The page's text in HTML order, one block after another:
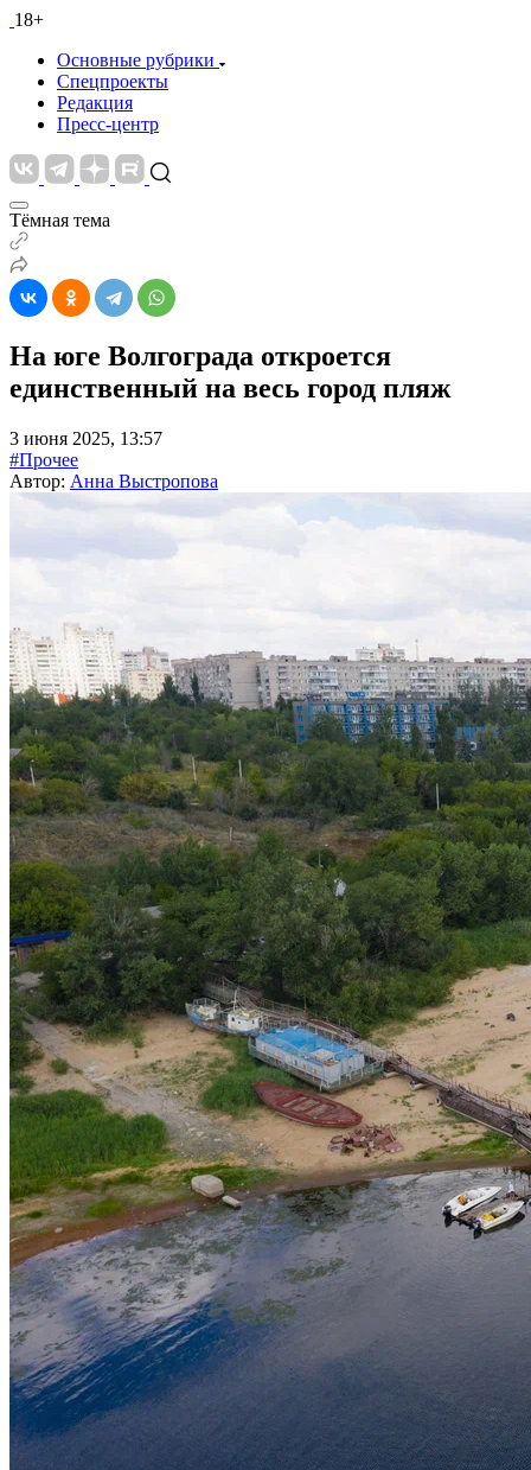
18+
Основные рубрики
Спецпроекты
Редакция
Пресс-центр
Тёмная тема
На юге Волгограда откроется
единственный на весь город пляж
3 июня 2025, 13:57
#Прочее
Автор: Анна Выстропова